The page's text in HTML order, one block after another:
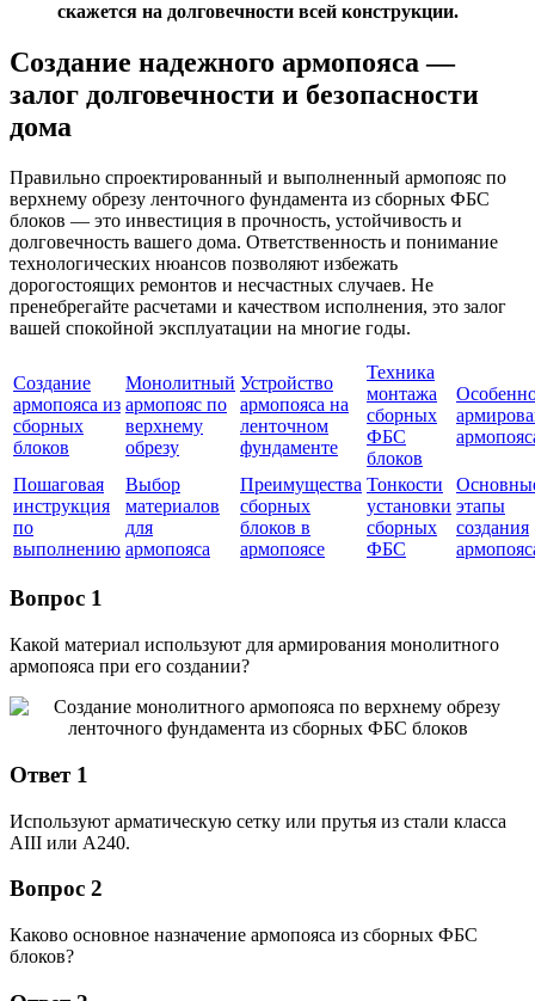
скажется на долговечности всей конструкции.
Создание надежного армопояса —
залог долговечности и безопасности
дома
Правильно спроектированный и выполненный армопояс по
верхнему обрезу ленточного фундамента из сборных ФБС
блоков — это инвестиция в прочность, устойчивость и
долговечность вашего дома. Ответственность и понимание
технологических нюансов позволяют избежать
дорогостоящих ремонтов и несчастных случаев. Не
пренебрегайте расчетами и качеством исполнения, это залог
вашей спокойной эксплуатации на многие годы.
Создание
армопояса из
сборных
блоков
Монолитный
армопояс по
верхнему
обрезу
Устройство
армопояса на
ленточном
фундаменте
Техника
монтажа
сборных
ФБС
блоков
Пошаговая
инструкция
по
выполнению
Выбор
материалов
для
армопояса
Преимущества
сборных
блоков в
армопоясе
Тонкости
установки
сборных
ФБС
этапы
создания
Вопрос 1
Какой материал используют для армирования монолитного
армопояса при его создании?
Ответ 1
Используют арматическую сетку или прутья из стали класса
АIII или А240.
Вопрос 2
Каково основное назначение армопояса из сборных ФБС
блоков?